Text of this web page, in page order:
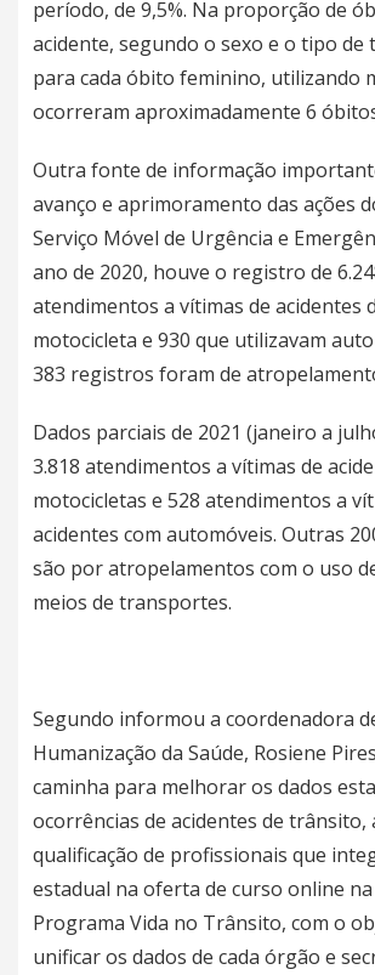
período, de 9,5%. Na proporção de
acidente, segundo o sexo e o tipo de
para cada óbito feminino, utilizando
ocorreram aproximadamente 6
Outra fonte de informação
avanço e aprimoramento das ações
Serviço Móvel de Urgência e
ano de 2020, houve o registro de
atendimentos a vítimas de acidentes
motocicleta e 930 que utilizavam
383 registros foram de
Dados parciais de 2021 (janeiro a
3.818 atendimentos a vítimas de
motocicletas e 528 atendimentos a
acidentes com automóveis. Outras
são por atropelamentos com o uso
meios de transportes.
Segundo informou a coordenadora
Humanização da Saúde, Rosiene
caminha para melhorar os dados
ocorrências de acidentes de trânsito,
qualificação de profissionais que
estadual na oferta de curso online
Programa Vida no Trânsito, com o
unificar os dados de cada órgão e